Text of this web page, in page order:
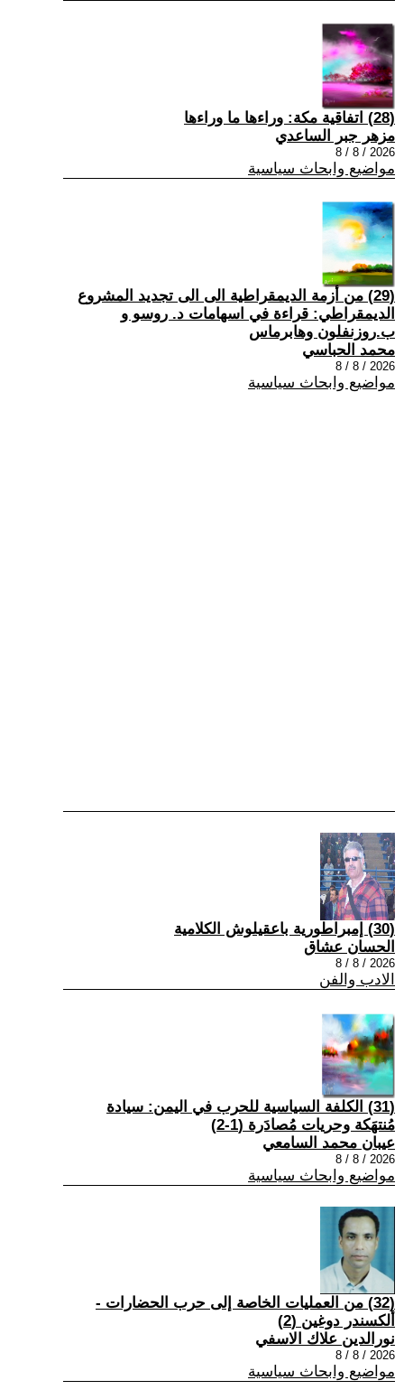
(28) اتفاقية مكة: وراءها ما وراءها
مزهر جبر الساعدي
2026 / 8 / 8
مواضيع وابحاث سياسية
(29) من أزمة الديمقراطية الى الى تجديد المشروع
الديمقراطي: قراءة في اسهامات د. روسو و
ب.روزنفلون وهابرماس
محمد الحباسي
2026 / 8 / 8
مواضيع وابحاث سياسية
(30) إمبراطورية باعقيلوش الكلامية
الحسان عشاق
2026 / 8 / 8
الادب والفن
(31) الكلفة السياسية للحرب في اليمن: سيادة
مُنتهَكة وحريات مُصادَرة (1-2)
عيبان محمد السامعي
2026 / 8 / 8
مواضيع وابحاث سياسية
(32) من العمليات الخاصة إلى حرب الحضارات -
ألكسندر دوغين (2)
نورالدين علاك الاسفي
2026 / 8 / 8
مواضيع وابحاث سياسية